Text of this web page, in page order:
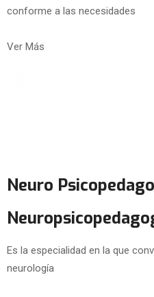
conforme a las necesidades
Ver Más
Neuro
Es la especialidad en la que
neurología